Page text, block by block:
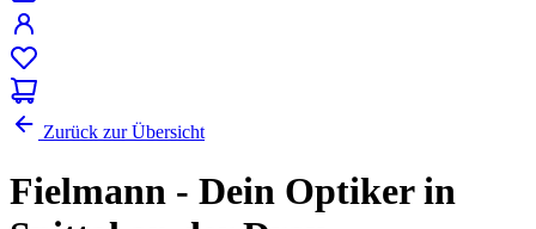
Zurück zur Übersicht
Fielmann - Dein Optiker in